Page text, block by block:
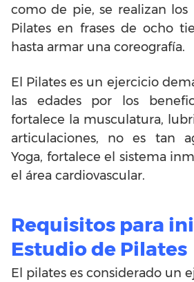
como de pie, se realizan
Pilates en frases de ocho
hasta armar una coreografía.
El Pilates es un ejercicio
las edades por los
fortalece la musculatura,
articulaciones, no es tan
Yoga, fortalece el sistema
el área cardiovascular.
Requisitos para
Estudio de Pilates
El pilates es considerado un